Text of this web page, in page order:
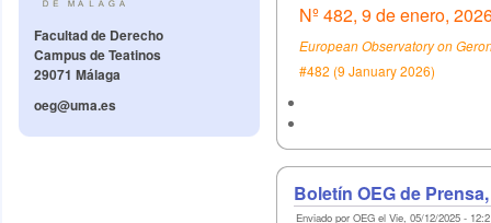
Facultad de Derecho
Campus de Teatinos
29071 Málaga
oeg@uma.es
Nº 482, 9 de enero,
European Observatory on
#482 (9 January 2026)
Boletín OEG de Prensa,
Enviado por OEG el Vie, 05/12/2025 -